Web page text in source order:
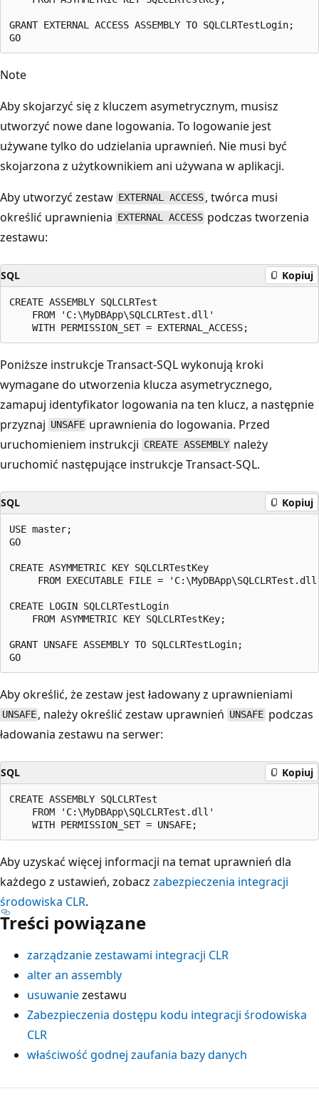
GRANT EXTERNAL ACCESS ASSEMBLY TO SQLCLRTestLogin;
Note
Aby skojarzyć się z kluczem asymetrycznym, musisz
utworzyć nowe dane logowania. To logowanie jest
używane tylko do udzielania uprawnień. Nie musi być
skojarzona z użytkownikiem ani używana w aplikacji.
Aby utworzyć zestaw EXTERNAL ACCESS , twórca musi
określić uprawnienia EXTERNAL ACCESS podczas tworzenia
zestawu:
SQL Kopiuj
CREATE ASSEMBLY SQLCLRTest
    FROM 'C:\MyDBApp\SQLCLRTest.dll'
Poniższe instrukcje Transact-SQL wykonują kroki
wymagane do utworzenia klucza asymetrycznego,
zamapuj identyfikator logowania na ten klucz, a następnie
przyznaj UNSAFE uprawnienia do logowania. Przed
uruchomieniem instrukcji CREATE ASSEMBLY należy
uruchomić następujące instrukcje Transact-SQL.
SQL Kopiuj
USE master;
GO
CREATE ASYMMETRIC KEY SQLCLRTestKey
FROM EXECUTABLE FILE =
CREATE LOGIN SQLCLRTestLogin
    FROM ASYMMETRIC KEY SQLCLRTestKey;
GRANT UNSAFE ASSEMBLY TO SQLCLRTestLogin;
Aby określić, że zestaw jest ładowany z uprawnieniami
UNSAFE , należy określić zestaw uprawnień UNSAFE podczas
ładowania zestawu na serwer:
SQL Kopiuj
CREATE ASSEMBLY SQLCLRTest
    FROM 'C:\MyDBApp\SQLCLRTest.dll'
Aby uzyskać więcej informacji na temat uprawnień dla
każdego z ustawień, zobacz zabezpieczenia integracji
środowiska CLR.
Treści powiązane
zarządzanie zestawami integracji CLR
alter an assembly
usuwaniezestawu
Zabezpieczenia dostępu kodu integracji środowiska
CLR
właściwość godnej zaufania bazy danych